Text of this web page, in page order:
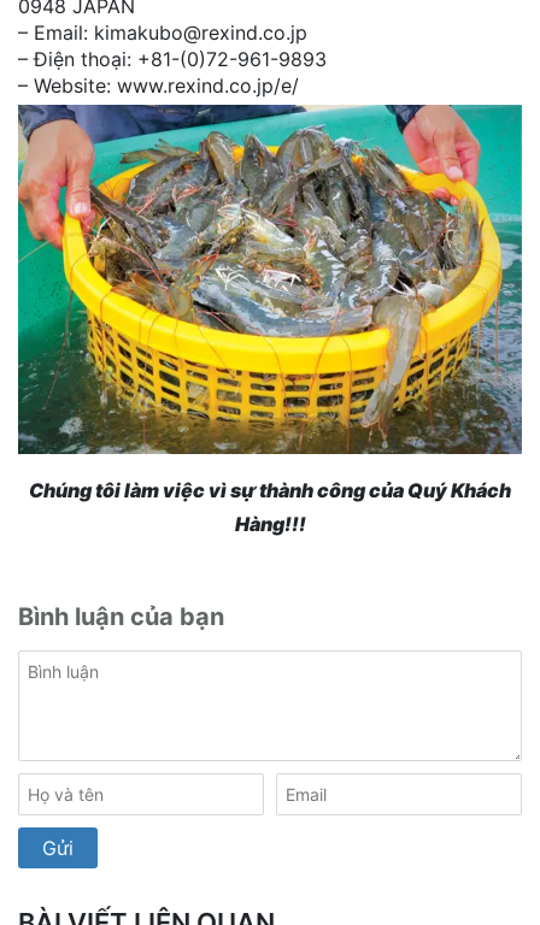
0948 JAPAN
– Email: kimakubo@rexind.co.jp
– Điện thoại: +81-(0)72-961-9893
– Website: www.rexind.co.jp/e/
Chúng tôi làm việc vì sự thành công của Quý Khách
Hàng!!!
Bình luận của bạn